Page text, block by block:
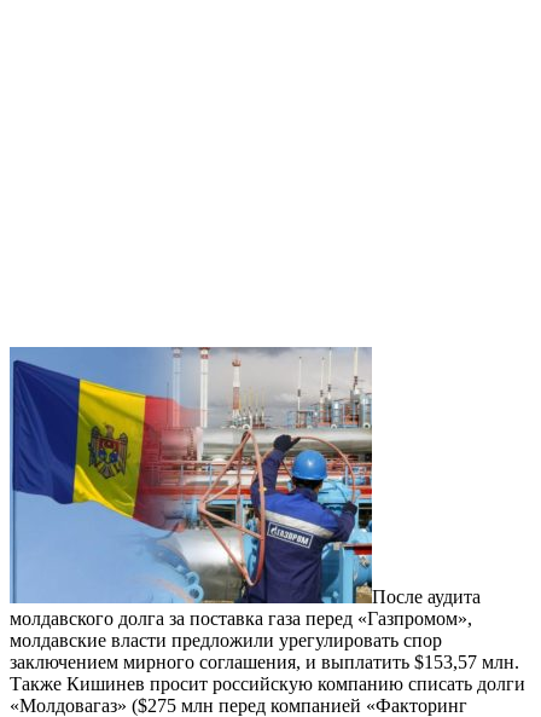
После аудита
молдавского долга за поставка газа перед «Газпромом»,
молдавские власти предложили урегулировать спор
заключением мирного соглашения, и выплатить $153,57 млн.
Также Кишинев просит российскую компанию списать долги
«Молдовагаз» ($275 млн перед компанией «Факторинг